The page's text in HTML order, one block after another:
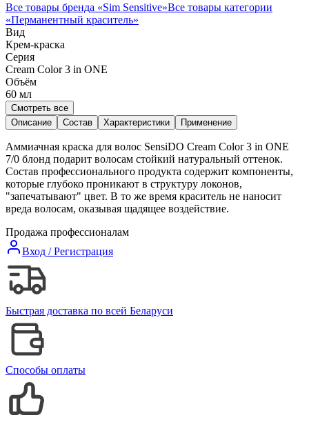
Все товары бренда «Sim Sensitive»Все товары категории
«Перманентный краситель»
Вид
Крем-краска
Серия
Cream Color 3 in ONE
Объём
60 мл
Смотреть все
Описание
Состав Характеристики Применение
Аммиачная краска для волос SensiDO Cream Color 3 in ONE
7/0 блонд подарит волосам стойкий натуральный оттенок.
Состав профессионального продукта содержит компоненты,
которые глубоко проникают в структуру локонов,
"запечатывают" цвет. В то же время краситель не наносит
вреда волосам, оказывая щадящее воздействие.
Продажа профессионалам
Вход / Регистрация
Быстрая доставка по всей Беларуси
Способы оплаты